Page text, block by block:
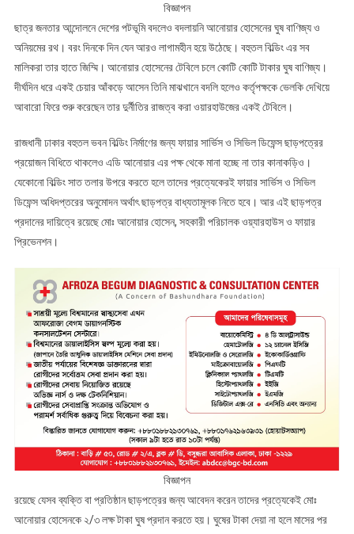
বিজ্ঞাপন
ছাত্র জনতার আন্দোলনে দেশের পটভূমি বদলেও বদলায়নি আনোয়ার হোসেনের ঘুষ বাণিজ্য ও
অনিয়মের রথ। বরং দিনকে দিন যেন আরও লাগামহীন হয়ে উঠেছে। বহুতল বিল্ডিং এর সব
মালিকরা তার হাতে জিম্মি। আনোয়ার হোসেনের টেবিলে চলে কোটি কোটি টাকার ঘুষ বাণিজ্য।
দীর্ঘদিন ধরে একই চেয়ার আঁকড়ে আসেন তিনি মাঝখানে বদলি হলেও কর্তৃপক্ষকে ভেলকি দেখিয়ে
আবারো ফিরে শুরু করেছেন তার দুর্নীতির রাজত্ব করা ওয়ারহাউজের একই টেবিলে।
রাজধানী ঢাকার বহুতল ভবন বিল্ডিং নির্মাণের জন্য ফায়ার সার্ভিস ও সিভিল ডিফেন্স ছাড়পত্রের
প্রয়োজন বিধিতে থাকলেও এডি আনোয়ার এর পক্ষ থেকে মানা হচ্ছে না তার কানাকড়িও।
যেকোনো বিল্ডিং সাত তলার উপরে করতে হলে তাদের প্রত্যেকেরই ফায়ার সার্ভিস ও সিভিল
ডিফেন্স অধিদপ্তরের অনুমোদন অর্থাৎ ছাড়পত্র বাধ্যতামূলক নিতে হবে। আর এই ছাড়পত্র
প্রদানের দায়িত্বে রয়েছে মোঃ আনোয়ার হোসেন, সহকারী পরিচালক ওয়্যারহাউস ও ফায়ার
প্রিভেনশন।
বিজ্ঞাপন
রয়েছে যেসব ব্যক্তি বা প্রতিষ্ঠান ছাড়পত্রের জন্য আবেদন করেন তাদের প্রত্যেকেই মোঃ
আনোয়ার হোসেনকে ২/৩ লক্ষ টাকা ঘুষ প্রদান করতে হয়। ঘুষের টাকা দেয়া না হলে মাসের পর